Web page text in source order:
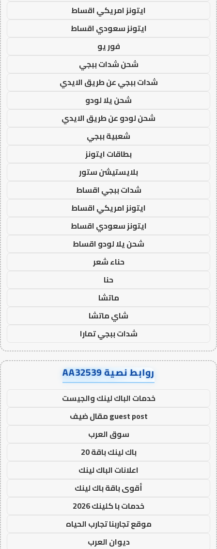
ايتونز امريكي اقساط
ايتونز سعودي اقساط
فور يو
شحن شدات ببجي
شدات ببجي عن طريق الايدي
شحن يلا لودو
شحن لودو عن طريق الايدي
شعبية ببجي
بطاقات ايتونز
بلايستيشن ستور
شدات ببجي اقساط
ايتونز امريكي اقساط
ايتونز سعودي اقساط
شحن يلا لودو اقساط
حناء شعر
حنا
ماتشا
شاي ماتشا
شدات ببجي تمارا
روابط نصية AA32539
خدمات الباك لينك والجيست
guest post مقال ضيف
سوق العرب
باك لينك باقة 20
اعلانات الباك لينك
أقوى باقة باك لينك
خدمات با كلينك 2026
موقع تجاربنا تجارب الحياه
ديوان العرب